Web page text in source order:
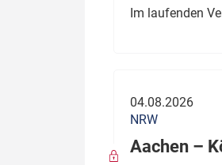
Im laufenden
04.08.2026
NRW
Aachen –